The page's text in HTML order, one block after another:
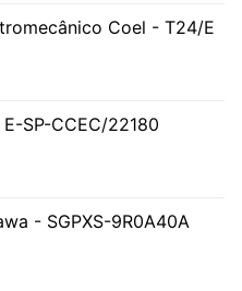
Coel - T24/E
SP-CCEC/22180
- SGPXS-9R0A40A